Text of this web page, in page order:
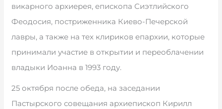
викарного архиерея, епископа Сиэтлийского
Феодосия, постриженника Киево-Печерской
лавры, а также на тех клириков епархии, которые
принимали участие в открытии и переоблачении
владыки Иоанна в 1993 году.
25 октября после обеда, на заседании
Пастырского совещания архиепископ Кирилл